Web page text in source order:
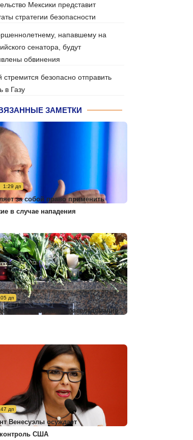
Мексики представит
стратегии безопасности
напавшему на
сенатора, будут
обвинения
стремится безопасно отправить
в Газу
ЗАМЕТКИ
1:29 дп
за собой право применить
в случае нападения
дп
комментировать расследование
дп
Венесуэлы осуждает
США